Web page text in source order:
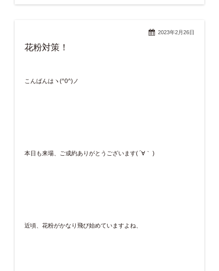
2023年2月26日
花粉対策！
こんばんはヽ(^0^)ノ
本日も来場、ご成約ありがとうございます( ´∀｀ )
近頃、花粉がかなり飛び始めていますよね、